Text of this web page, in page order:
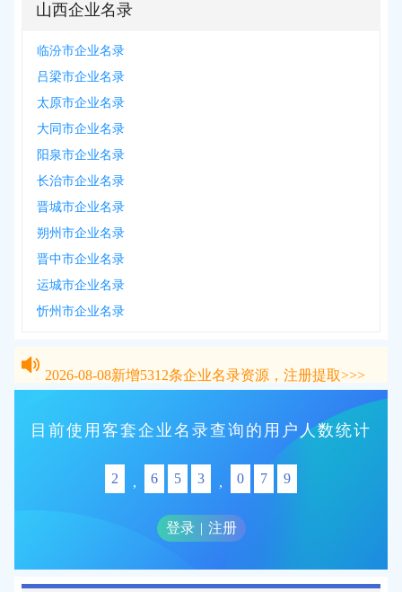
山西企业名录
临汾市企业名录
吕梁市企业名录
太原市企业名录
大同市企业名录
阳泉市企业名录
长治市企业名录
晋城市企业名录
朔州市企业名录
晋中市企业名录
运城市企业名录
忻州市企业名录
目前使用客套企业名录查询的用户人数统计
2 , 6 5 3 , 0 7 9
登录 | 注册